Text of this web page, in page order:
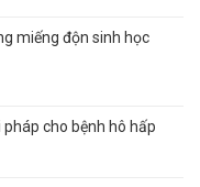
miếng độn sinh học
cho bệnh hô hấp